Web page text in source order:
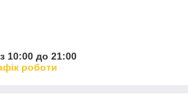
10:00 до 21:00
роботи